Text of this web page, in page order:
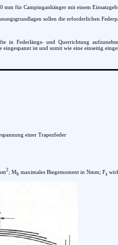
mm für Campinganhänger mit einem
sollen die erforderlichen
in Federlängs- und Querrichtung
ist und somit wie eine einseitig
einer Trapezfeder
2 ; Mb maximales Biegemoment in Nmm; Fz